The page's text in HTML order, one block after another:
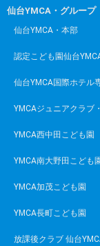
仙台YMCA・グループ
仙台YMCA・本部
認定こども園仙台
仙台YMCA国際ホテル
YMCAジュニアクラブ
YMCA西中田こども園
YMCA南大野田こども
YMCA加茂こども園
YMCA長町こども園
放課後クラブ 仙台